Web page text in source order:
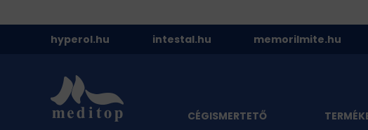
hyperol.hu intestal.hu memorilmite.hu
CÉGISMERTETŐ